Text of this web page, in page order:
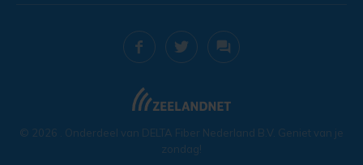
© 2026 . Onderdeel van DELTA Fiber Nederland B.V. Geniet van je
zondag!